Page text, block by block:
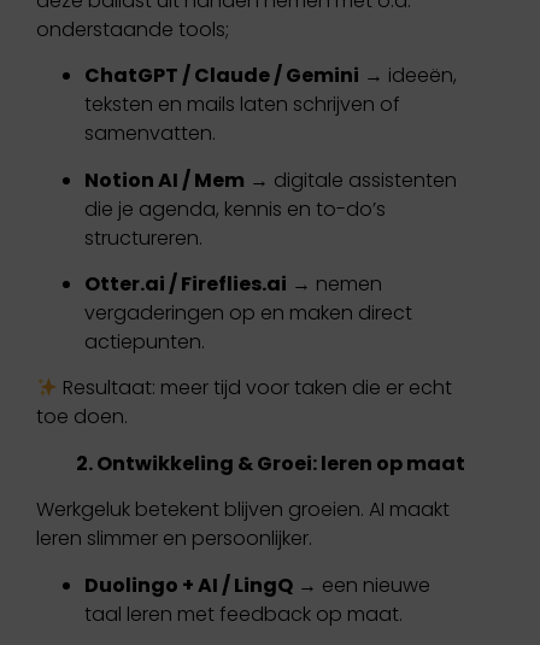
onderstaande tools;
ChatGPT / Claude / Gemini → ideeën,
teksten en mails laten schrijven of
samenvatten.
Notion AI / Mem → digitale assistenten
die je agenda, kennis en to-do’s
structureren.
Otter.ai / Fireflies.ai → nemen
vergaderingen op en maken direct
actiepunten.
Resultaat: meer tijd voor taken die er echt
toe doen.
2. Ontwikkeling & Groei: leren op maat
Werkgeluk betekent blijven groeien. AI maakt
leren slimmer en persoonlijker.
Duolingo + AI / LingQ → een nieuwe
taal leren met feedback op maat.